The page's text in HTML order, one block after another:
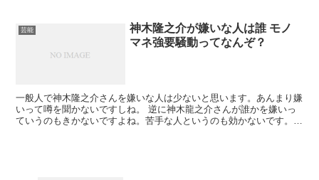
芸能
神木隆之介が嫌いな人は誰 モノ
マネ強要騒動ってなんぞ？
一般人で神木隆之介さんを嫌いな人は少ないと思います。あんまり嫌
いって噂を聞かないですしね。 逆に神木龍之介さんが誰かを嫌いっ
ていうのもきかないですよね。苦手な人というのも効かないです。